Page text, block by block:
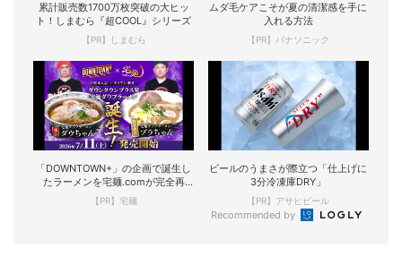
累計販売数1700万枚突破の大ヒッ
ト！しまむら『超COOL』シリーズ
【PR】しまむら
ムダ毛ケアこそが夏の清潔感を手に
入れる方法
【PR】パナソニック
「DOWNTOWN+」の企画で誕生し
たラーメンを宅麺.comが完全再
現！
【PR】宅麺
ビールのうまさが際立つ「仕上げに
3分冷凍庫DRY」
【PR】アサヒビール
Recommended by